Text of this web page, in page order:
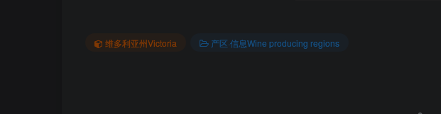
维多利亚州Victoria 产区·信息Wine producing regions